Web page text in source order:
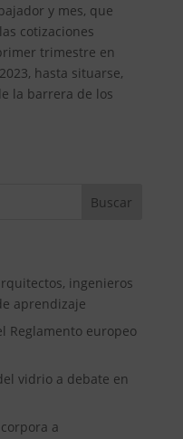
y mes, que
cotizaciones
trimestre en
hasta situarse,
la barrera de los
ingenieros
aprendizaje
Reglamento europeo
vidrio a debate en
a